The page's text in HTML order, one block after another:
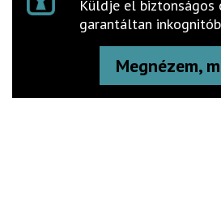
Küldje el biztonságos
garantáltan
Megnézem,